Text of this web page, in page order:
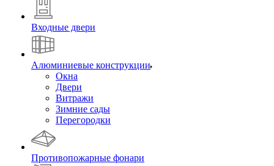
Входные двери
Алюминиевые конструкции
Окна
Двери
Витражи
Зимние сады
Перегородки
Противопожарные фонари